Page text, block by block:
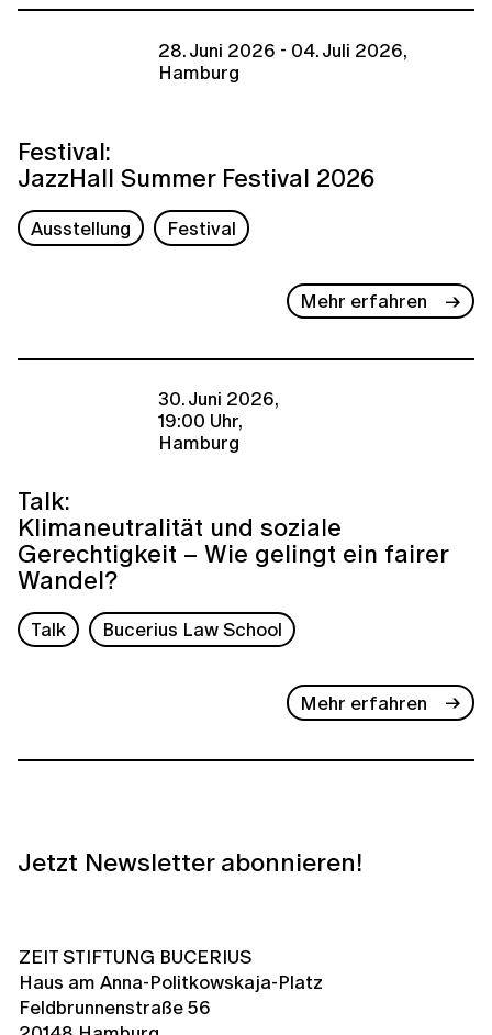
28. Juni 2026 - 04. Juli 2026,
Hamburg
Festival:
JazzHall Summer Festival 2026
Ausstellung Festival
Mehr erfahren
30. Juni 2026,
19:00 Uhr,
Hamburg
Talk:
Klimaneutralität und soziale
Gerechtigkeit – Wie gelingt ein fairer
Wandel?
Talk Bucerius Law School
Mehr erfahren
Jetzt Newsletter abonnieren!
ZEIT STIFTUNG BUCERIUS
Haus am Anna-Politkowskaja-Platz
Feldbrunnenstraße 56